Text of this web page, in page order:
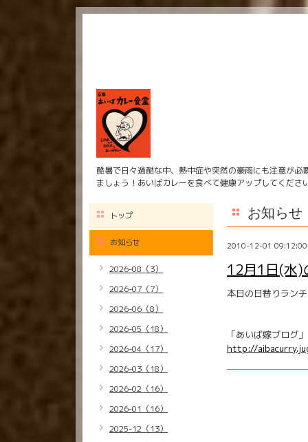
酷暑で日々過酷な中、熱中症や突然の豪雨にも注意が
ましょう！あいばカレーを食べて健康アップしてくださ
お知らせ
2010-12-01 09:12:00
12月1日(水)
本日の日替りラン
「あいば嫁ブログ」
http://
トップ
お知らせ
2026-08（3）
2026-07（7）
2026-06（8）
2026-05（18）
2026-04（17）
2026-03（18）
2026-02（16）
2026-01（16）
2025-12（13）